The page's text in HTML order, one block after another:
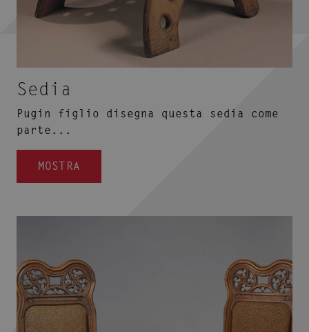
Sedia
Pugin figlio disegna questa sedia come
parte...
MOSTRA